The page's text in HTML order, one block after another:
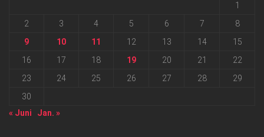
1
2
3 4 5 6 7
8
9
10 11 12 13 14
15
16
17 18 19 20 21
22
23
24 25 26 27 28
29
30
« Juni
Jan. »